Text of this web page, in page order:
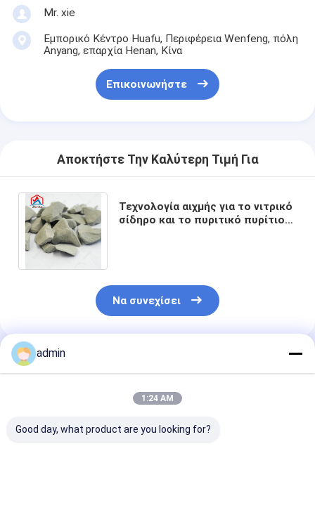
Mr. xie
Εμπορικό Κέντρο Huafu, Περιφέρεια Wenfeng, πόλη
Anyang, επαρχία Henan, Κίνα
Επικοινωνήστε
Αποκτήστε Την Καλύτερη Τιμή Για
Τεχνολογία αιχμής για το νιτρικό
σίδηρο και το πυριτικό πυρίτιο
Να συνεχίσει
Συνιστώμενα Προϊόντα
admin
1:24 AM
Good day, what product are you looking for?